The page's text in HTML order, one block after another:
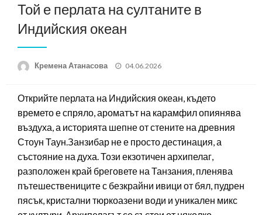
Той е перлата на султаните в
Индийския океан
Кремена Атанасова
Posted
04.06.2026
Открийте перлата на Индийския океан, където
времето е спряло, ароматът на карамфил опиянява
въздуха, а историята шепне от стените на древния
Стоун Таун.Занзибар не е просто дестинация, а
състояние на духа. Този екзотичен архипелаг,
разположен край бреговете на Танзания, пленява
пътешествениците с безкрайни ивици от бял, пудрен
пясък, кристални тюркоазени води и уникален микс